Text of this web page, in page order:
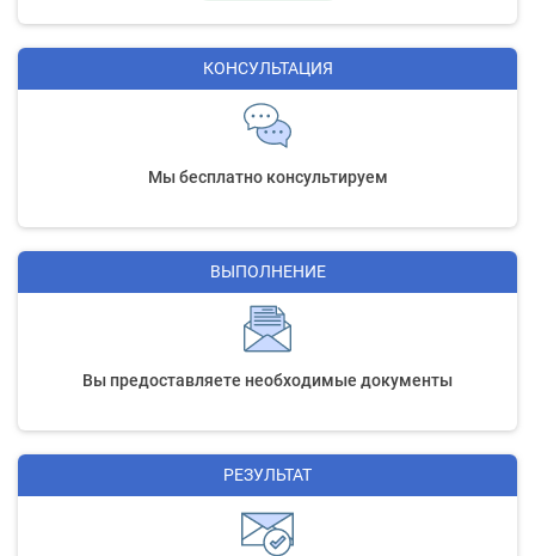
КОНСУЛЬТАЦИЯ
Мы бесплатно консультируем
ВЫПОЛНЕНИЕ
Вы предоставляете необходимые документы
РЕЗУЛЬТАТ